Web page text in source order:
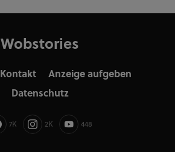
Wobstories
Kontakt
Anzeige aufgeben
Datenschutz
7K 2K 448